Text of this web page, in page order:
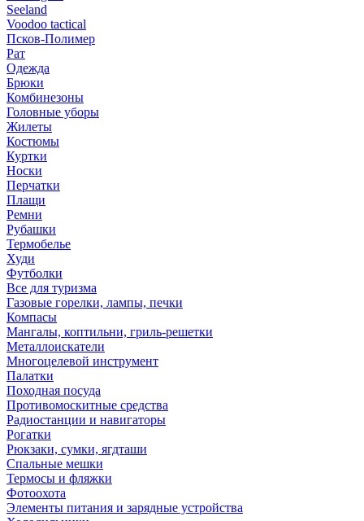
Seeland
Voodoo tactical
Псков-Полимер
Рат
Одежда
Брюки
Комбинезоны
Головные уборы
Жилеты
Костюмы
Куртки
Носки
Перчатки
Плащи
Ремни
Рубашки
Термобелье
Худи
Футболки
Все для туризма
Газовые горелки, лампы, печки
Компасы
Мангалы, коптильни, гриль-решетки
Металлоискатели
Многоцелевой инструмент
Палатки
Походная посуда
Противомоскитные средства
Радиостанции и навигаторы
Рогатки
Рюкзаки, сумки, ягдташи
Спальные мешки
Термосы и фляжки
Фотоохота
Элементы питания и зарядные устройства